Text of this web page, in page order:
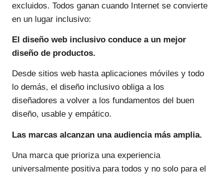
excluidos. Todos ganan cuando Internet se convierte
en un lugar inclusivo:
El diseño web inclusivo conduce a un mejor
diseño de productos.
Desde sitios web hasta aplicaciones móviles y todo
lo demás, el diseño inclusivo obliga a los
diseñadores a volver a los fundamentos del buen
diseño, usable y empático.
Las marcas alcanzan una audiencia más amplia.
Una marca que prioriza una experiencia
universalmente positiva para todos y no solo para el